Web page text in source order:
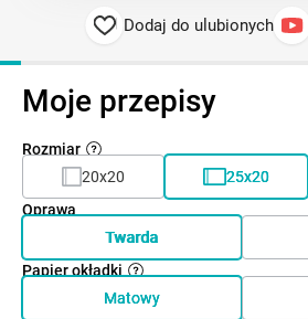
Dodaj do ulubionych
Moje przepisy
Rozmiar
20x20
25x20
Oprawa
Twarda
Papier okładki
Matowy